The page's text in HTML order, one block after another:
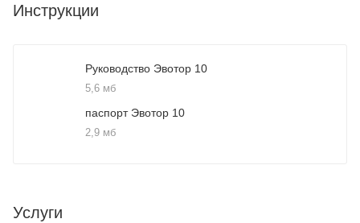
Инструкции
Руководство Эвотор 10
5,6 мб
паспорт Эвотор 10
2,9 мб
Услуги